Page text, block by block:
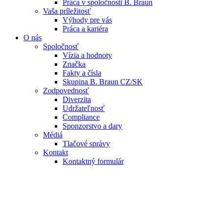
Práca v spoločnosti B. Braun
Vaša príležitosť
Výhody pre vás
Práca a kariéra
O nás
Spoločnosť
Vízia a hodnoty
Značka
Fakty a čísla
Skupina B. Braun CZ/SK
Zodpovednosť
Diverzita
Udržateľnosť
Compliance
Sponzorstvo a dary
Médiá
Tlačové správy
Kontakt
Kontaktný formulár